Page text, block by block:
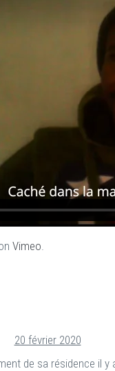
Vimeo.
20 février 2020
de sa résidence il y